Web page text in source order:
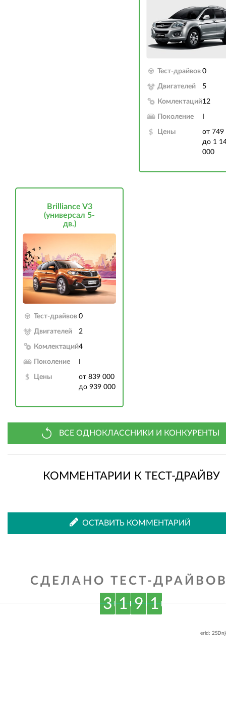
Тест-драйвов 0
Двигателей 5
Комлектаций12
Поколение
Цены
от 749
до 1
000
Brilliance V3
(универсал 5-
дв.)
Тест-драйвов 0
Двигателей 2
Комлектаций4
Поколение
Цены
от 839 000
до 939 000
ВСЕ ОДНОКЛАССНИКИ И КОНКУРЕНТЫ
КОММЕНТАРИИ К ТЕСТ-ДРАЙВУ
ОСТАВИТЬ КОММЕНТАРИЙ
СДЕЛАНО ТЕСТ-
3 1 9 1
erid: